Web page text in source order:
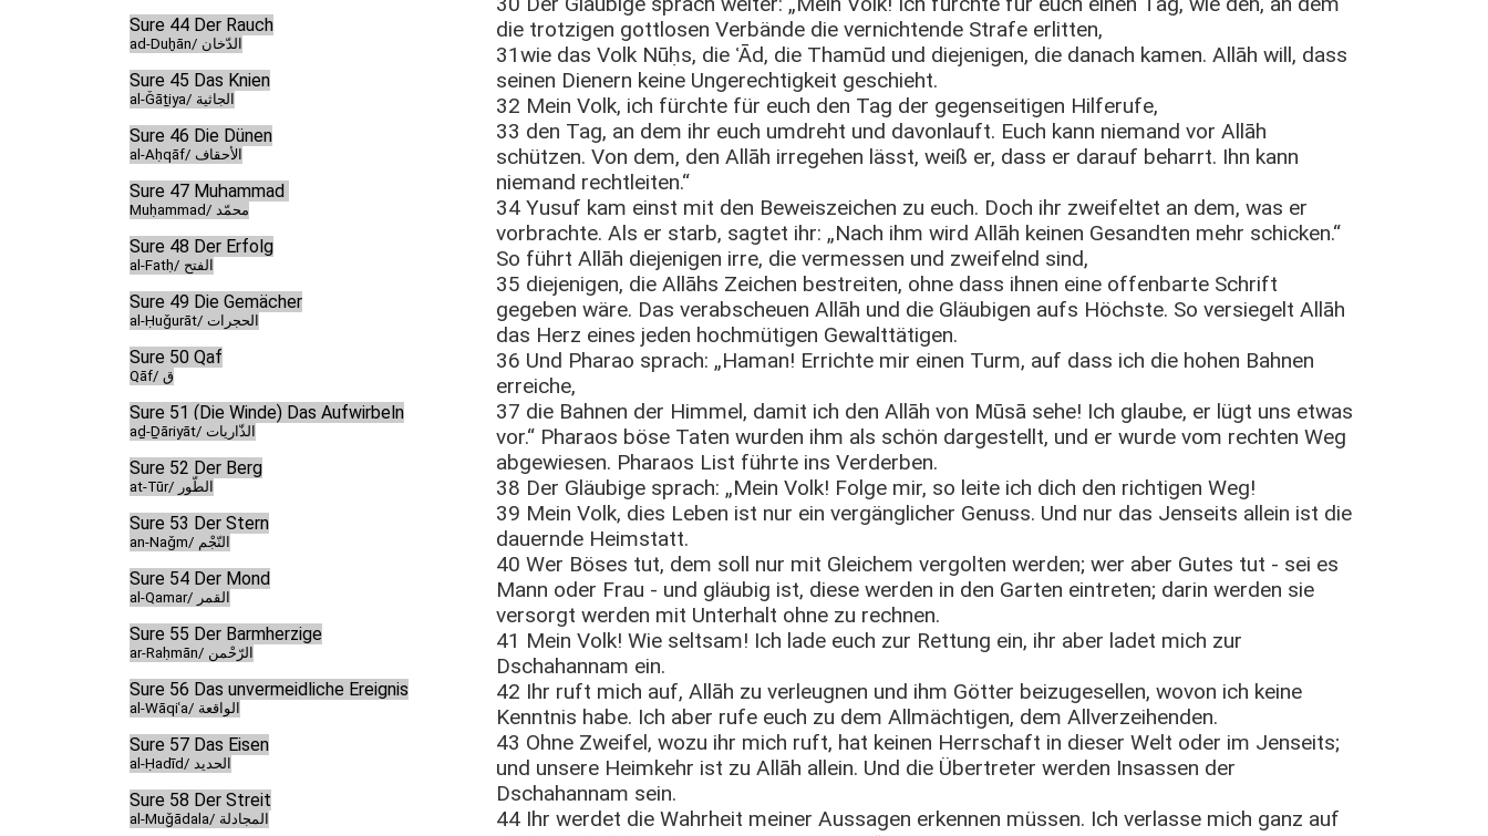
Sure 44 Der Rauch
ad-Duḫān/ الدّخان
Sure 45 Das Knien
al-Ǧāṯiya/ الجاثية
Sure 46 Die Dünen
al-Aḥqāf/ الأحقاف
Sure 47 Muḥammad
Muḥammad/ محمّد
Sure 48 Der Erfolg
al-Fatḥ/ الفتح
Sure 49 Die Gemächer
al-Ḥuǧurāt/ الحجرات
Sure 50 Qaf
Qāf/ ق
Sure 51 (Die Winde) Das Aufwirbeln
aḏ-Ḏāriyāt/ الذّاريات
Sure 52 Der Berg
at-Tūr/ الطّور
Sure 53 Der Stern
an-Naǧm/ النّجْم
Sure 54 Der Mond
al-Qamar/ القمر
Sure 55 Der Barmherzige
ar-Raḥmān/ الرّحْمن
Sure 56 Das unvermeidliche Ereignis
al-Wāqiʿa/ الواقعة
Sure 57 Das Eisen
al-Ḥadīd/ الحديد
Sure 58 Der Streit
al-Muǧādala/ المجادلة
die trotzigen gottlosen Verbände die vernichtende Strafe erlitten,
31wie das Volk Nūḥs, die ʿĀd, die Thamūd und diejenigen, die danach kamen. Allāh will, dass
seinen Dienern keine Ungerechtigkeit geschieht.
32 Mein Volk, ich fürchte für euch den Tag der gegenseitigen Hilferufe,
33 den Tag, an dem ihr euch umdreht und davonlauft. Euch kann niemand vor Allāh
schützen. Von dem, den Allāh irregehen lässt, weiß er, dass er darauf beharrt. Ihn kann
niemand rechtleiten.“
34 Yusuf kam einst mit den Beweiszeichen zu euch. Doch ihr zweifeltet an dem, was er
vorbrachte. Als er starb, sagtet ihr: „Nach ihm wird Allāh keinen Gesandten mehr schicken.“
So führt Allāh diejenigen irre, die vermessen und zweifelnd sind,
35 diejenigen, die Allāhs Zeichen bestreiten, ohne dass ihnen eine offenbarte Schrift
gegeben wäre. Das verabscheuen Allāh und die Gläubigen aufs Höchste. So versiegelt Allāh
das Herz eines jeden hochmütigen Gewalttätigen.
36 Und Pharao sprach: „Haman! Errichte mir einen Turm, auf dass ich die hohen Bahnen
erreiche,
37 die Bahnen der Himmel, damit ich den Allāh von Mūsā sehe! Ich glaube, er lügt uns etwas
vor.“ Pharaos böse Taten wurden ihm als schön dargestellt, und er wurde vom rechten Weg
abgewiesen. Pharaos List führte ins Verderben.
38 Der Gläubige sprach: „Mein Volk! Folge mir, so leite ich dich den richtigen Weg!
39 Mein Volk, dies Leben ist nur ein vergänglicher Genuss. Und nur das Jenseits allein ist die
dauernde Heimstatt.
40 Wer Böses tut, dem soll nur mit Gleichem vergolten werden; wer aber Gutes tut - sei es
Mann oder Frau - und gläubig ist, diese werden in den Garten eintreten; darin werden sie
versorgt werden mit Unterhalt ohne zu rechnen.
41 Mein Volk! Wie seltsam! Ich lade euch zur Rettung ein, ihr aber ladet mich zur
Dschahannam ein.
42 Ihr ruft mich auf, Allāh zu verleugnen und ihm Götter beizugesellen, wovon ich keine
Kenntnis habe. Ich aber rufe euch zu dem Allmächtigen, dem Allverzeihenden.
43 Ohne Zweifel, wozu ihr mich ruft, hat keinen Herrschaft in dieser Welt oder im Jenseits;
und unsere Heimkehr ist zu Allāh allein. Und die Übertreter werden Insassen der
Dschahannam sein.
44 Ihr werdet die Wahrheit meiner Aussagen erkennen müssen. Ich verlasse mich ganz auf